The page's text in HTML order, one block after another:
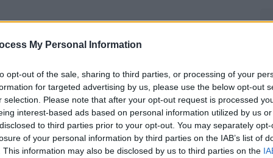
My Personal Information
opt-out of the sale, sharing to third parties, or processing of your
for targeted advertising by us, please use the below opt-out
selection. Please note that after your opt-out request is processed
interest-based ads based on personal information utilized by us
to third parties prior to your opt-out. You may separately
of your personal information by third parties on the IAB’s list of
This information may also be disclosed by us to third parties on the
Η πιο σοφή επιλογή
και το τελευταίο ευρώ
να ταξιδεύεις για ώρες;